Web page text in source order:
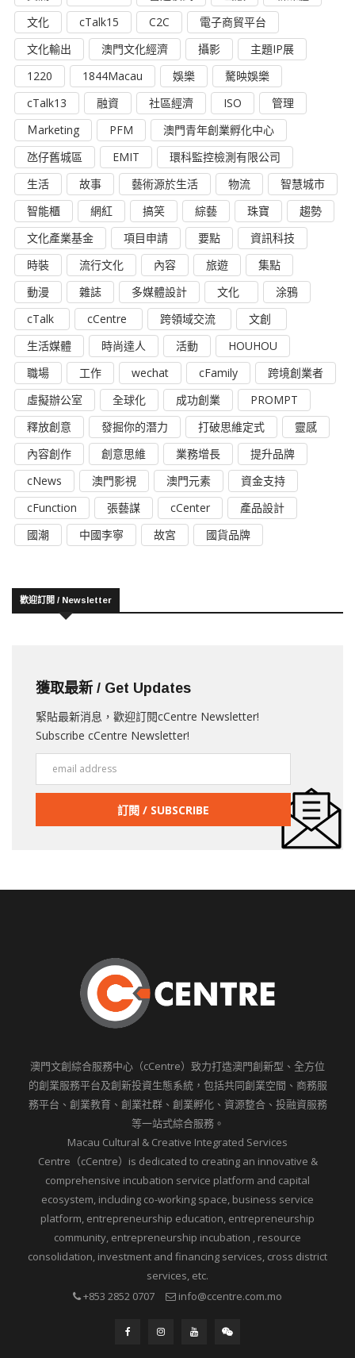
文化
cTalk15 C2C
電子商貿平台
文化輸出
澳門文化經濟 攝影
主題IP展
1220
1844Macau 娛樂
驁映娛樂
cTalk13
融資 社區經濟 ISO
管理
Ｍarketing
PFM
澳門青年創業孵化中心
氹仔舊城區
EMIT
環科監控檢測有限公司
生活
故事 藝術源於生活 物流
智慧城市
智能櫃
網紅 搞笑 綜藝 珠寶
趨勢
文化產業基金
項目申請 要點
資訊科技
時裝
流行文化 內容 旅遊
集點
動漫
雜誌 多媒體設計 文化
涂鴉
cTalk
cCentre 跨領域交流
文創
生活媒體
時尚達人 活動
HOUHOU
職場
工作 wechat cFamily
跨境創業者
虛擬辦公室
全球化 成功創業
PROMPT
釋放創意
發掘你的潛力 打破思維定式
靈感
內容創作
創意思維 業務增長
提升品牌
cNews
澳門影視 澳門元素
資金支持
cFunction
張藝謀 cCenter
產品設計
國潮
中國李寧 故宮 國貨品牌
歡迎訂閱 / Newsletter
獲取最新 / Get Updates
緊貼最新消息，歡迎訂閱cCentre Newsletter!
Subscribe cCentre Newsletter!
澳門文創綜合服務中心（cCentre）致力打造澳門創新型、全方位
的創業服務平台及創新投資生態系統，包括共同創業空間、商務服
務平台、創業教育、創業社群、創業孵化、資源整合、投融資服務
等一站式綜合服務。
Macau Cultural & Creative Integrated Services
Centre（cCentre）is dedicated to creating an innovative &
comprehensive incubation service platform and capital
ecosystem, including co-working space, business service
platform, entrepreneurship education, entrepreneurship
community, entrepreneurship incubation , resource
consolidation, investment and financing services, cross district
services, etc.
+853 2852 0707
info@ccentre.com.mo